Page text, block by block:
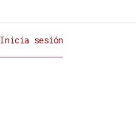
Inicia sesión